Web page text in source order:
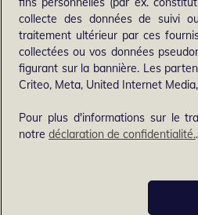
collecte des données de suivi
traitement ultérieur par ces
collectées ou vos données
figurant sur la bannière. Les
Criteo, Meta, United Internet
Pour plus d'informations sur le
notre déclaration de confidentialité..